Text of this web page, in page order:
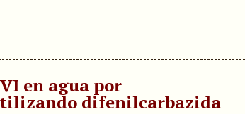
en agua por
difenilcarbazida